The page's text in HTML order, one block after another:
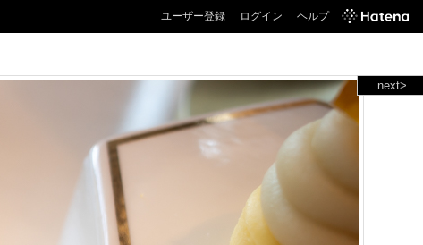
ユーザー登録 ログイン ヘルプ
next>